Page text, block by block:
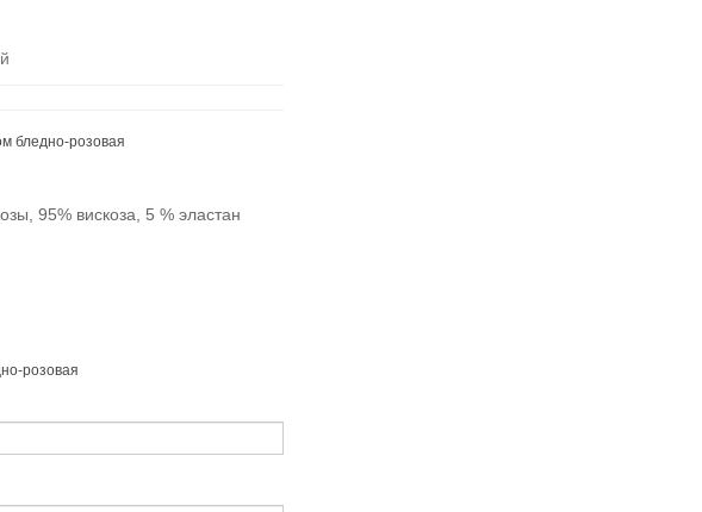
бледно-розовая
95% вискоза, 5 % эластан
розовая